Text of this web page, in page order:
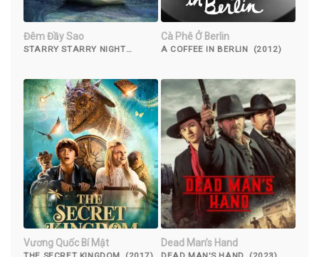
Đêm Đầy Sao
STARRY STARRY NIGHT
Cà Phê Ở Berlin
A COFFEE IN BERLIN (2012)
Vương Quốc Bí Mật Dead Man’s Hand